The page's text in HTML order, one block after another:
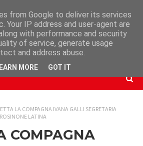
LA COMPAGNA IVANA GALLI SEGRETARIA
LATINA
COMPAGNA
from Google to deliver its services
Your IP address and user-agent are
with performance and security
of service, generate usage
and address abuse.
MORE GOT IT